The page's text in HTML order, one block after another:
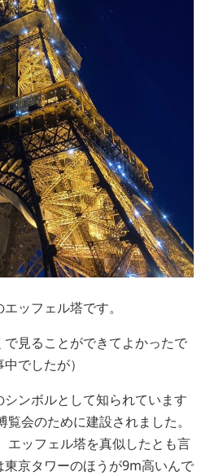
ッフェル塔です。
見ることができてよかったで
でしたが）
ンボルとして知られています
会のために建設されました。
エッフェル塔を真似したとも言
京タワーのほうが9m高いんで